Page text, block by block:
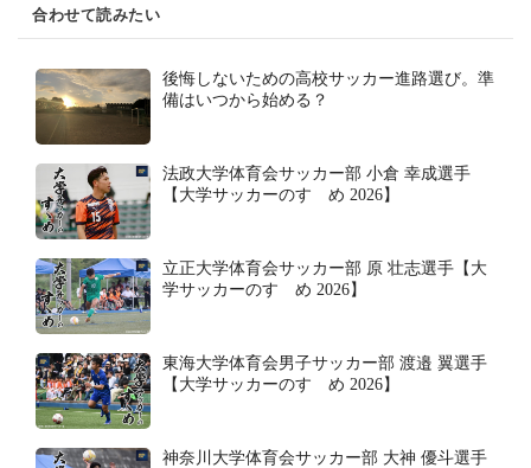
合わせて読みたい
後悔しないための高校サッカー進路選び。準
備はいつから始める？
法政大学体育会サッカー部 小倉 幸成選手
【大学サッカーのすゝめ 2026】
立正大学体育会サッカー部 原 壮志選手【大
学サッカーのすゝめ 2026】
東海大学体育会男子サッカー部 渡邉 翼選手
【大学サッカーのすゝめ 2026】
神奈川大学体育会サッカー部 大神 優斗選手